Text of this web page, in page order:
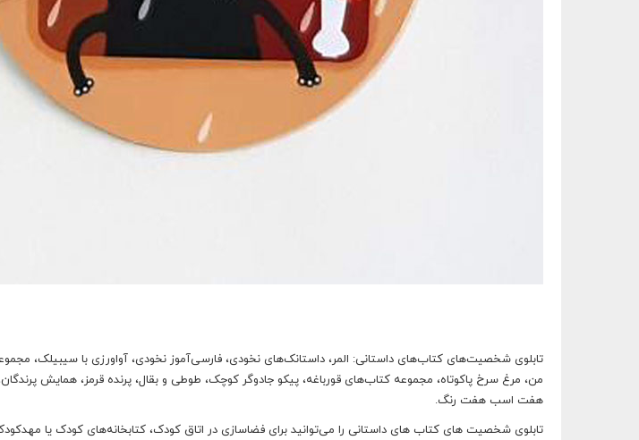
تابلوی شخصیت‌های کتاب‌های داستانی: المر، داستانک‌های نخودی، فارسی‌آموز نخودی، آواورزی با سیبیلک،
من، مرغ سرخ پاکوتاه، مجموعه کتاب‌های قورباغه، پیکو جادوگر کوچک، طوطی و بقال، پرنده قرمز، همایش
هفت اسب هفت رنگ.
تابلوی شخصیت های کتاب های داستانی را می‌توانید برای فضاسازی در اتاق کودک، کتابخانه‌های کودک یا